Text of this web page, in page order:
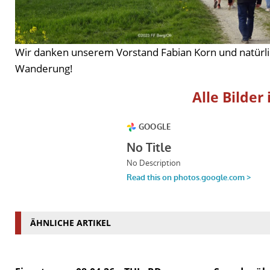
Wir danken unserem Vorstand Fabian Korn und
Wanderung!
Alle Bilder
ÄHNLICHE ARTIKEL